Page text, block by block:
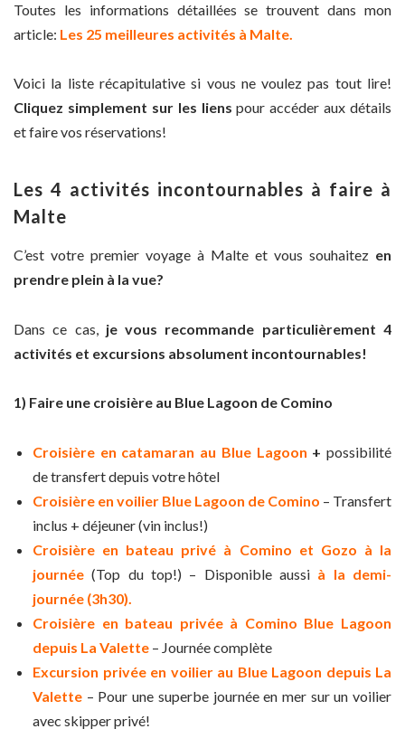
Toutes les informations détaillées se trouvent dans mon
article: Les 25 meilleures activités à Malte.
Voici la liste récapitulative si vous ne voulez pas tout lire!
Cliquez simplement sur les liens pour accéder aux détails
et faire vos réservations!
Les 4 activités incontournables à faire à
Malte
C’est votre premier voyage à Malte et vous souhaitez en
prendre plein à la vue?
Dans ce cas, je vous recommande particulièrement 4
activités et excursions absolument incontournables!
1) Faire une croisière au Blue Lagoon de Comino
Croisière en catamaran au Blue Lagoon +possibilité
de transfert depuis votre hôtel
Croisière en voilier Blue Lagoon de Comino – Transfert
inclus + déjeuner (vin inclus!)
Croisière en bateau privé à Comino et Gozo à la
journée (Top du top!) – Disponible aussi à la demi-
journée (3h30).
Croisière en bateau privée à Comino Blue Lagoon
depuis La Valette – Journée complète
Excursion privée en voilier au Blue Lagoon depuis La
Valette – Pour une superbe journée en mer sur un voilier
avec skipper privé!